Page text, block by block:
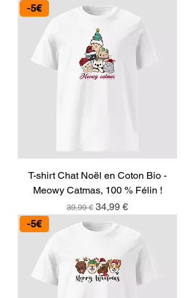
-5€
T-shirt Chat Noël en Coton Bio -
Meowy Catmas, 100 % Félin !
Prix original
39,99 € Prix promotionnel
34,99 €
-5€